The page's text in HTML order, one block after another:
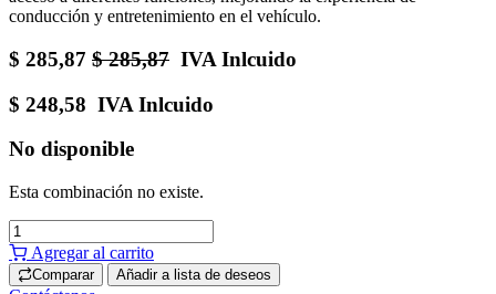
conducción y entretenimiento en el vehículo.
$ 285,87 $285,87 IVA Inlcuido
$ 248,58 IVA Inlcuido
No disponible
Esta combinación no existe.
Agregar al carrito
Comparar Añadir a lista de deseos